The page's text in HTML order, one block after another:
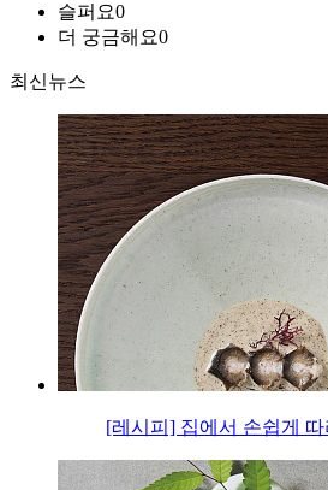
슬퍼요0
더 궁금해요0
최신뉴스
[레시피] 집에서 손쉽게 따